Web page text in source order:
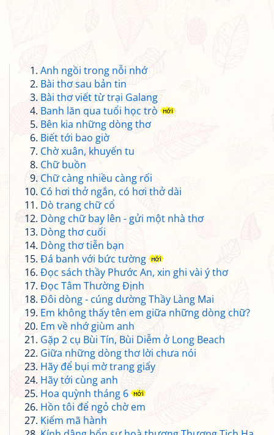
Anh ngồi trong nỗi nhớ
Bài thơ sau bản tin
Bài thơ viết từ trại Galang
Banh lăn qua tuổi học trò
Bên kia những dòng thơ
Biết tới bao giờ
Chờ xuân, khuyến tu
Chữ buồn
Chữ càng nhiều càng rối
Có hơi thở ngắn, có hơi thở dài
Dò trang chữ cổ
Dòng chữ bay lên - gửi một nhà thơ
Dòng thơ cuối
Dòng thơ tiễn bạn
Đá banh với bức tường
Đọc sách thầy Phước An, xin ghi vài ý thơ
Đọc Tâm Thường Định
Đôi dòng - cúng dường Thầy Làng Mai
Em không thấy tên em giữa những dòng chữ?
Em về nhớ giùm anh
Gặp 2 cụ Bùi Tín, Bùi Diễm ở Long Beach
Giữa những dòng thơ lời chưa nói
Hãy để bụi mờ trang giấy
Hãy tới cùng anh
Hoa quỳnh tháng 6
Hồn tôi để ngỏ chờ em
Kiếm mã hành